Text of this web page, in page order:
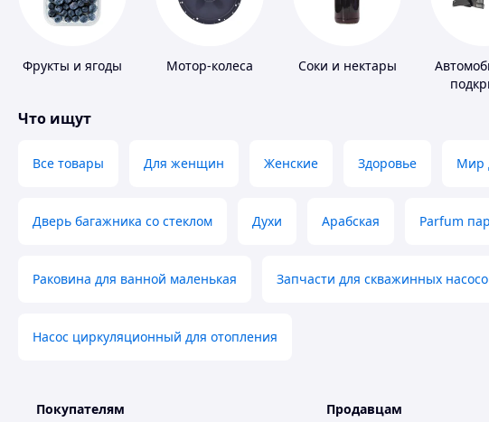
Фрукты и ягоды Мотор-колеса Соки и нектары
Что ищут
Все товары Для женщин Женские Здоровье Мир
Дверь багажника со стеклом Духи Арабская Parfum
Раковина для ванной маленькая Запчасти для скважинных
Насос циркуляционный для отопления
Покупателям Продавцам